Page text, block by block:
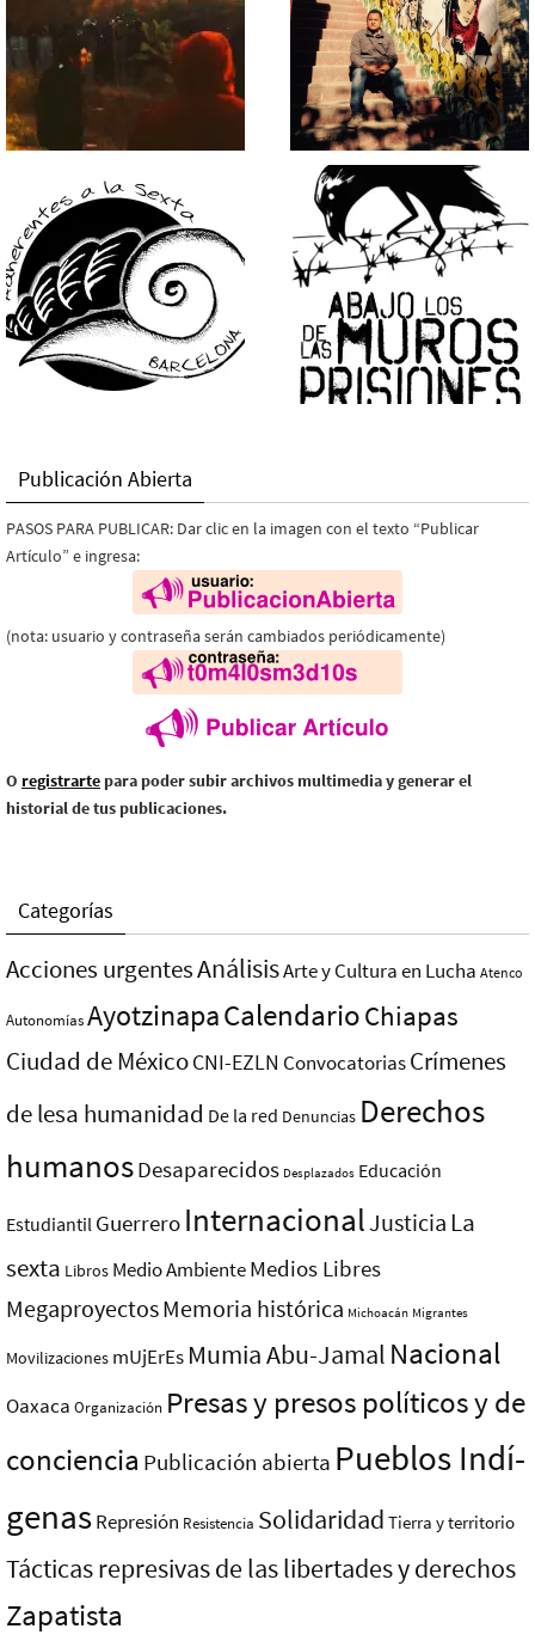
Publicación Abierta
PASOS PARA PUBLICAR: Dar clic en la imagen con el texto “Publicar
Artículo” e ingresa:
(nota: usuario y contraseña serán cambiados periódicamente)
O registrarte para poder subir archivos multimedia y generar el
historial de tus publicaciones.
Categorías
Acciones urgentesAnálisisArte y Cultura en Lucha Atenco
AutonomíasAyotzinapaCalendarioChiapas
Ciudad de MéxicoCNI-EZLN ConvocatoriasCrímenes
de lesa humanidad De la red Denuncias Derechos
humanosDesaparecidos Desplazados Educación
Estudiantil Guerrero InternacionalJusticia La
sexta Libros Medio AmbienteMedios Libres
MegaproyectosMemoria histórica Michoacán Migrantes
Movilizaciones mUjErEs Mumia Abu-Jamal Nacional
Oaxaca Organización Presas y presos polí­ticos y de
conciencia Publicación abierta Pueblos Indí­
genasRepresión Resistencia Solidaridad Tierra y territorio
Tácticas represivas de las libertades y derechos
Zapatista